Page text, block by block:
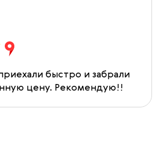
быстро и забрали
цену. Рекомендую!!